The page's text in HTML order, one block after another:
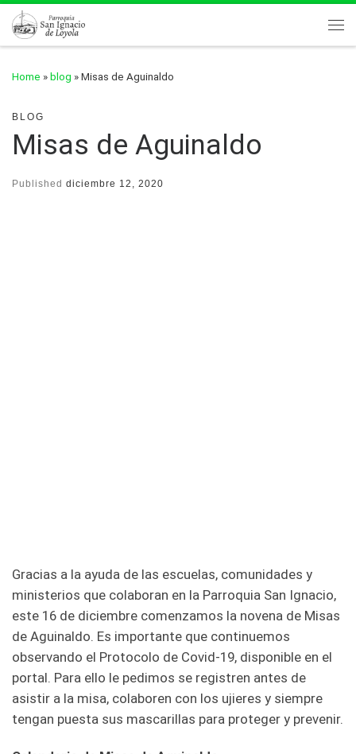
Skip to content
Home » blog » Misas de Aguinaldo
BLOG
Misas de Aguinaldo
Published diciembre 12, 2020
Gracias a la ayuda de las escuelas, comunidades y
ministerios que colaboran en la Parroquia San Ignacio,
este 16 de diciembre comenzamos la novena de Misas
de Aguinaldo. Es importante que continuemos
observando el Protocolo de Covid-19, disponible en el
portal. Para ello le pedimos se registren antes de
asistir a la misa, colaboren con los ujieres y siempre
tengan puesta sus mascarillas para proteger y prevenir.